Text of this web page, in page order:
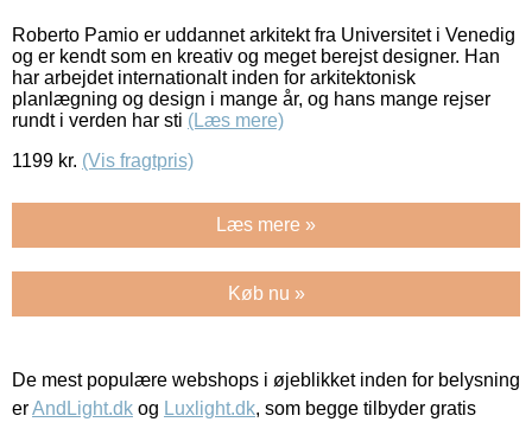
Roberto Pamio er uddannet arkitekt fra Universitet i Venedig
og er kendt som en kreativ og meget berejst designer. Han
har arbejdet internationalt inden for arkitektonisk
planlægning og design i mange år, og hans mange rejser
rundt i verden har sti (Læs mere)
1199 kr. (Vis fragtpris)
Læs mere »
Køb nu »
De mest populære webshops i øjeblikket inden for belysning
erAndLight.dk og Luxlight.dk, som begge tilbyder gratis